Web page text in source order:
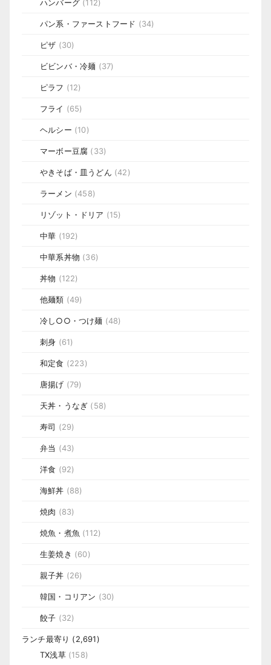
ハンバーグ (112)
パン系・ファーストフード (34)
ピザ (30)
ビビンバ・冷麺 (37)
ピラフ (12)
フライ (65)
ヘルシー (10)
マーボー豆腐 (33)
やきそば・皿うどん (42)
ラーメン (458)
リゾット・ドリア (15)
中華 (192)
中華系丼物 (36)
丼物 (122)
他麺類 (49)
冷し○○・つけ麺 (48)
刺身 (61)
和定食 (223)
唐揚げ (79)
天丼・うなぎ (58)
寿司 (29)
弁当 (43)
洋食 (92)
海鮮丼 (88)
焼肉 (83)
焼魚・煮魚 (112)
生姜焼き (60)
親子丼 (26)
韓国・コリアン (30)
餃子 (32)
ランチ最寄り (2,691)
TX浅草(158)